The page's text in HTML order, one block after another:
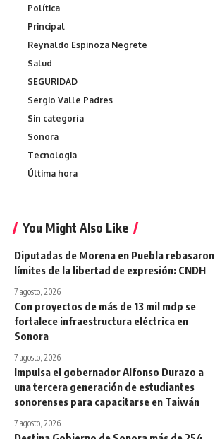
Política
Principal
Reynaldo Espinoza Negrete
Salud
SEGURIDAD
Sergio Valle Padres
Sin categoría
Sonora
Tecnologia
Última hora
You Might Also Like
Diputadas de Morena en Puebla rebasaron
límites de la libertad de expresión: CNDH
7 agosto, 2026
Con proyectos de más de 13 mil mdp se
fortalece infraestructura eléctrica en
Sonora
7 agosto, 2026
Impulsa el gobernador Alfonso Durazo a
una tercera generación de estudiantes
sonorenses para capacitarse en Taiwán
7 agosto, 2026